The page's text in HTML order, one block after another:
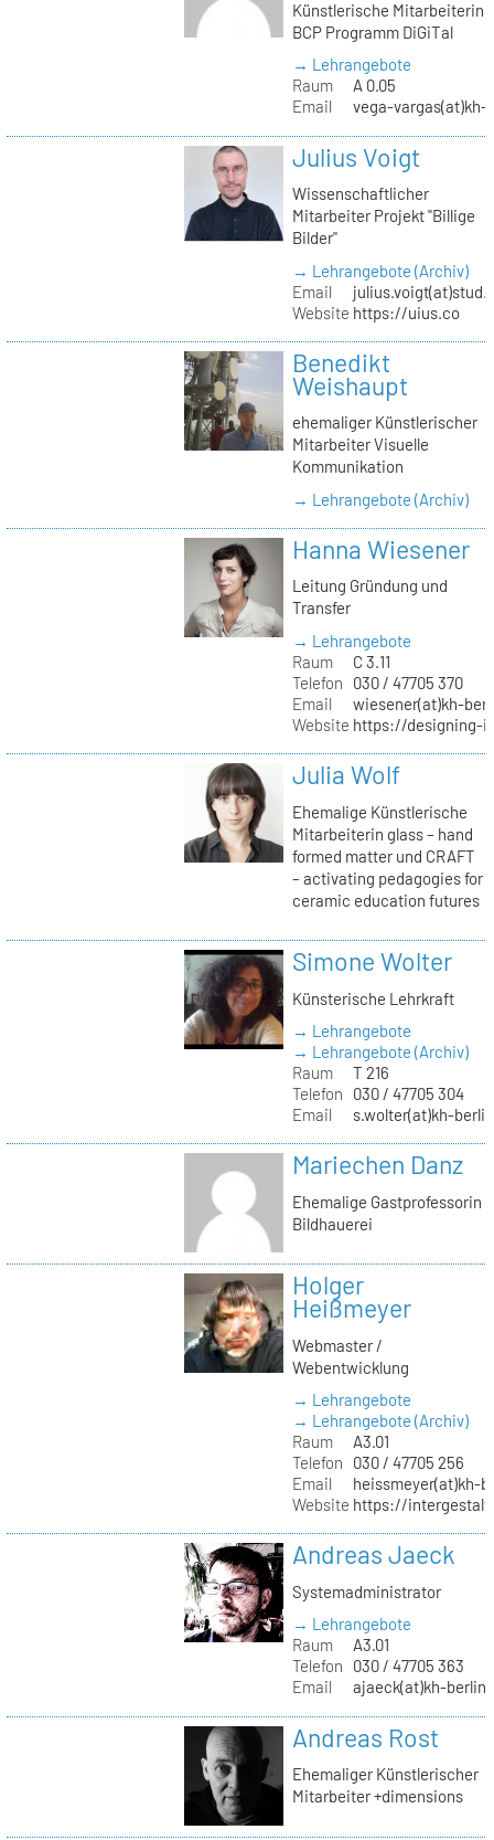
Künstlerische Mitarbeiterin
BCP Programm DiGiTal
→ Lehrangebote
Raum
A 0.05
Email
vega-vargas(at)kh-
Julius Voigt
Wissenschaftlicher
Mitarbeiter Projekt "Billige
Bilder"
→ Lehrangebote (Archiv)
Email
Website https://uius.co
Benedikt
Weishaupt
ehemaliger Künstlerischer
Mitarbeiter Visuelle
Kommunikation
→ Lehrangebote (Archiv)
Hanna Wiesener
Leitung Gründung und
Transfer
→ Lehrangebote
Raum
C 3.11
Telefon
030 / 47705 370
Email
wiesener(at)kh-
Website https://designing-
Julia Wolf
Ehemalige Künstlerische
Mitarbeiterin glass – hand
formed matter und CRAFT
– activating pedagogies for
ceramic education futures
Simone Wolter
Künsterische Lehrkraft
→ Lehrangebote
→ Lehrangebote (Archiv)
Raum
T 216
Telefon
030 / 47705 304
Email
s.wolter(at)kh-
Mariechen Danz
Ehemalige Gastprofessorin
Bildhauerei
Holger
Heißmeyer
Webmaster /
Webentwicklung
→ Lehrangebote
→ Lehrangebote (Archiv)
Raum
A3.01
Telefon
030 / 47705 256
Email
heissmeyer(at)kh-
Website https://
Andreas Jaeck
Systemadministrator
→ Lehrangebote
Raum
A3.01
Telefon
030 / 47705 363
Email
ajaeck(at)kh-
Andreas Rost
Ehemaliger Künstlerischer
Mitarbeiter +dimensions